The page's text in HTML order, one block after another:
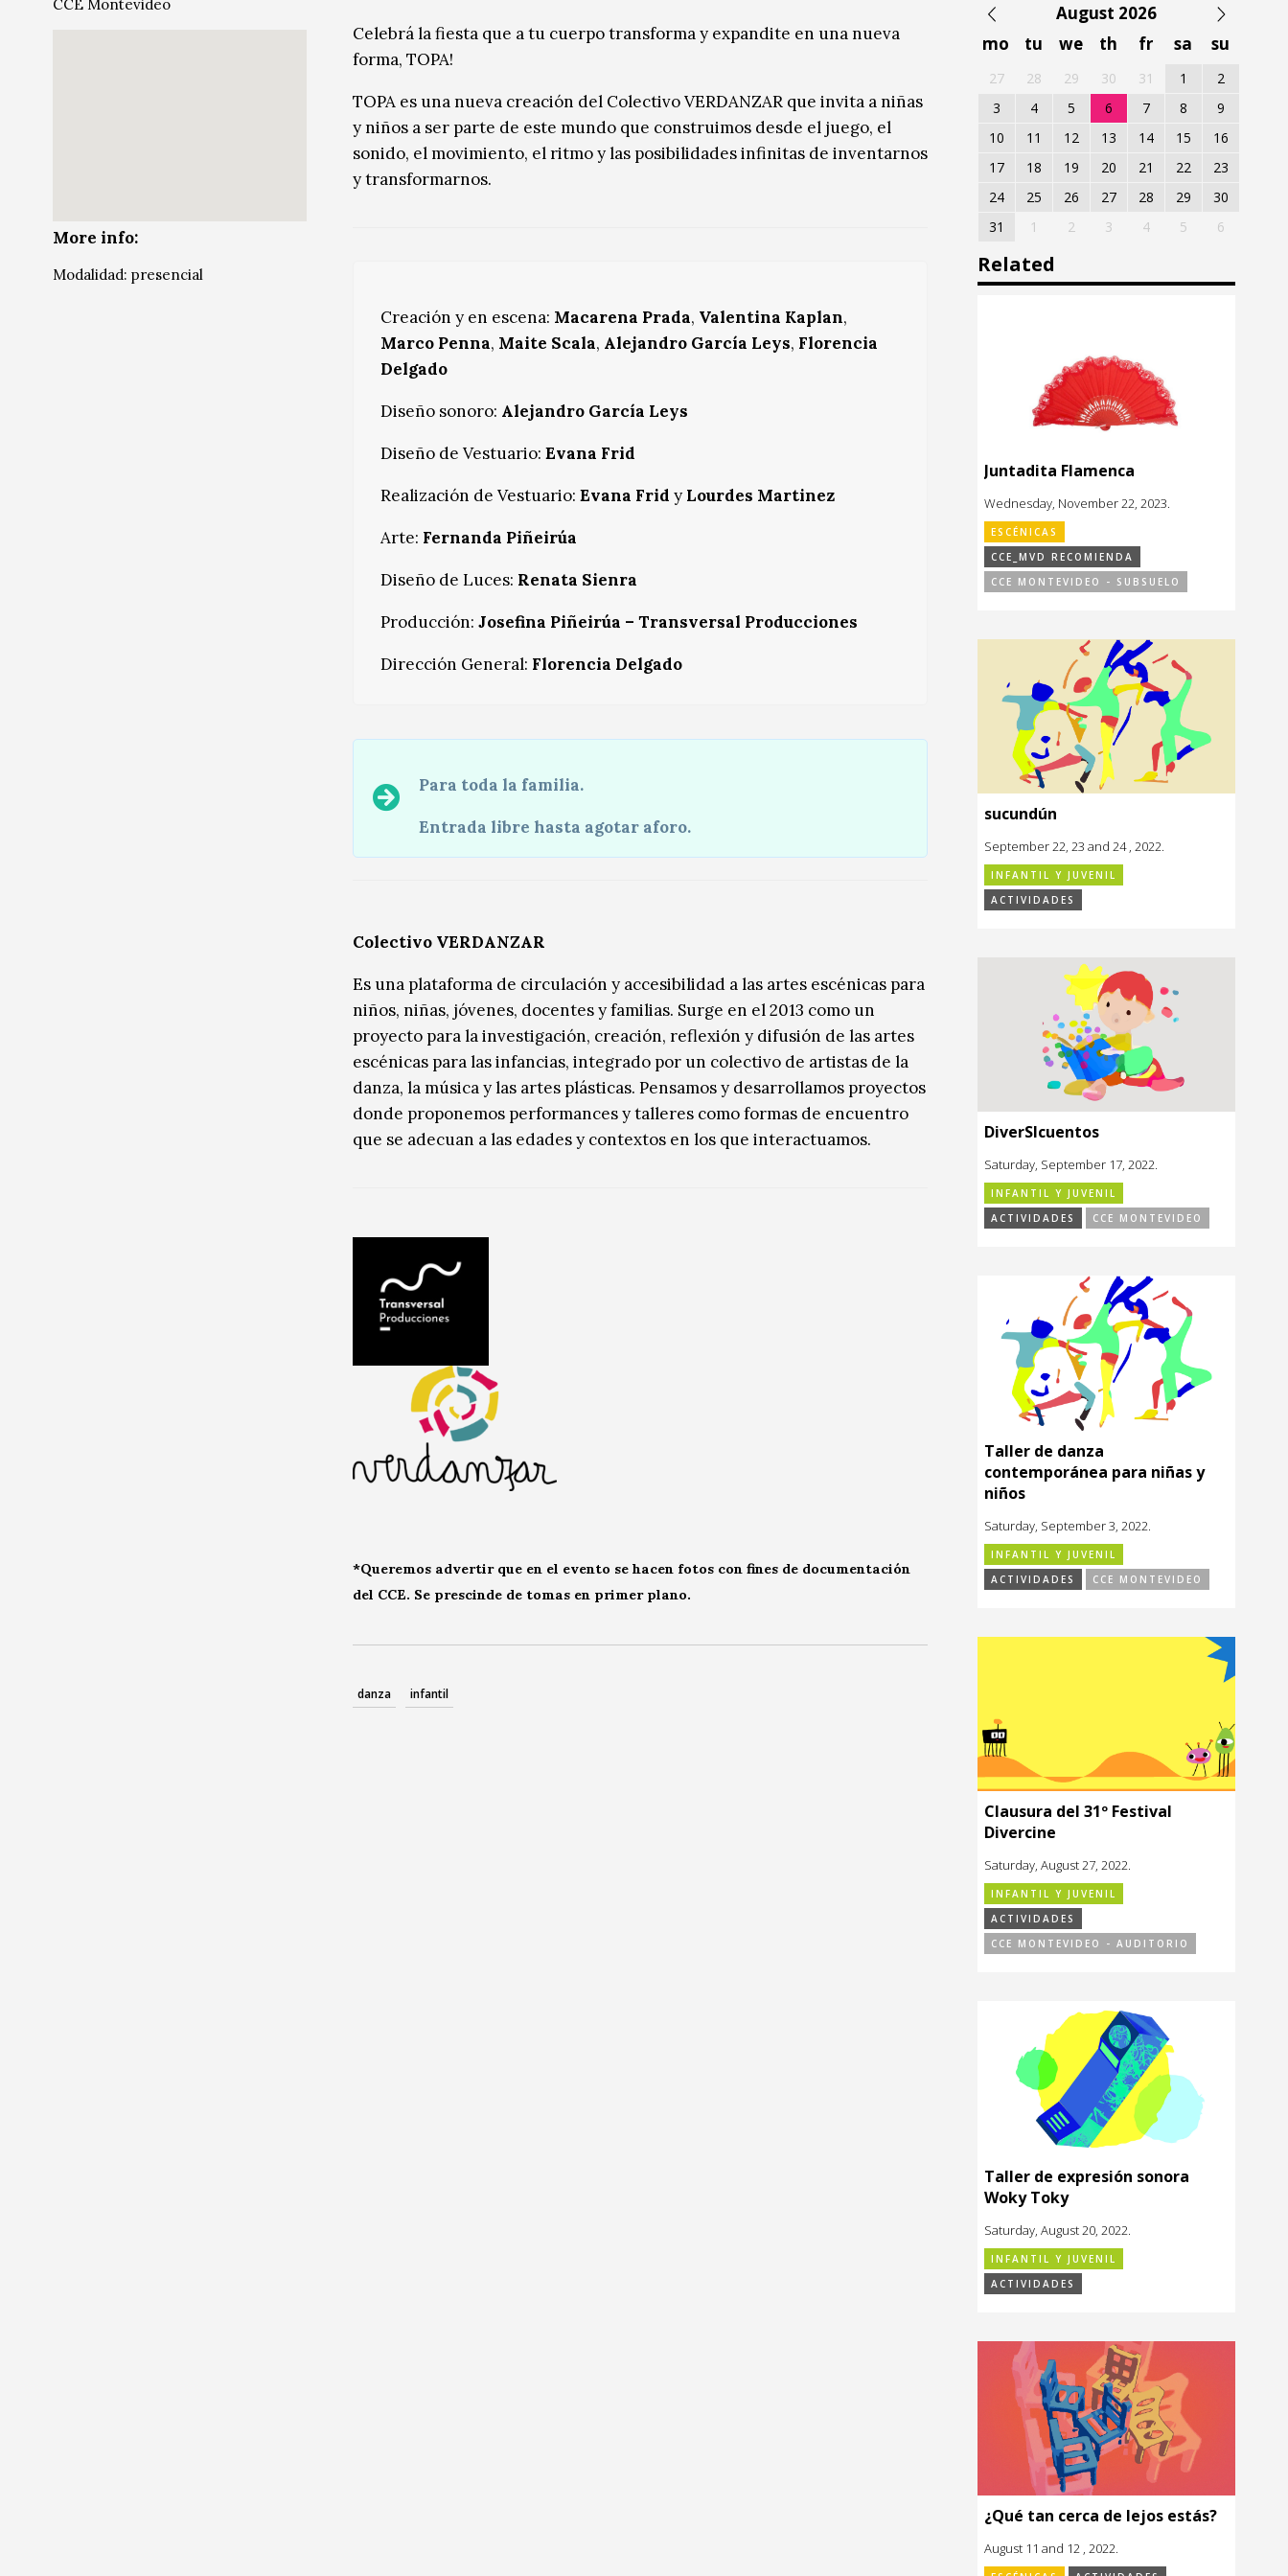
Celebrá la fiesta que a tu cuerpo transforma y expandite en una nueva
forma, TOPA!
TOPA es una nueva creación del Colectivo VERDANZAR que invita a niñas
y niños a ser parte de este mundo que construimos desde el juego, el
sonido, el movimiento, el ritmo y las posibilidades infinitas de inventarnos
y transformarnos.
Creación y en escena: Macarena Prada, Valentina Kaplan,
Marco Penna, Maite Scala, Alejandro García Leys, Florencia
Delgado
Diseño sonoro: Alejandro García Leys
Diseño de Vestuario: Evana Frid
Realización de Vestuario: Evana Frid y Lourdes Martinez
Arte: Fernanda Piñeirúa
Diseño de Luces: Renata Sienra
Producción: Josefina Piñeirúa – Transversal Producciones
Dirección General: Florencia Delgado
Para toda la familia.
Entrada libre hasta agotar aforo.
Colectivo VERDANZAR
Es una plataforma de circulación y accesibilidad a las artes escénicas para
niños, niñas, jóvenes, docentes y familias. Surge en el 2013 como un
proyecto para la investigación, creación, reflexión y difusión de las artes
escénicas para las infancias, integrado por un colectivo de artistas de la
danza, la música y las artes plásticas. Pensamos y desarrollamos proyectos
donde proponemos performances y talleres como formas de encuentro
que se adecuan a las edades y contextos en los que interactuamos.
*Queremos advertir que en el evento se hacen fotos con fines de documentación
del CCE. Se prescinde de tomas en primer plano.
danza infantil
CCE Montevideo
More info:
Modalidad: presencial
August 2026
mo
tu we th fr sa su
27 28 29 30 31 1
2
3
4 5 6 7 8
9
10
11 12 13 14 15
16
17
18 19 20 21 22
23
24
25 26 27 28 29
30
31
1 2 3 4 5 6
Related
Juntadita Flamenca
Wednesday, November 22, 2023.
ESCÉNICAS
CCE_MVD RECOMIENDA
CCE MONTEVIDEO - SUBSUELO
sucundún
September 22, 23 and 24 , 2022.
INFANTIL Y JUVENIL
ACTIVIDADES
DiverSIcuentos
Saturday, September 17, 2022.
INFANTIL Y JUVENIL
ACTIVIDADES
CCE MONTEVIDEO
Taller de danza
contemporánea para niñas y
niños
Saturday, September 3, 2022.
INFANTIL Y JUVENIL
ACTIVIDADES
CCE MONTEVIDEO
Clausura del 31º Festival
Divercine
Saturday, August 27, 2022.
INFANTIL Y JUVENIL
ACTIVIDADES
CCE MONTEVIDEO - AUDITORIO
Taller de expresión sonora
Woky Toky
Saturday, August 20, 2022.
INFANTIL Y JUVENIL
ACTIVIDADES
¿Qué tan cerca de lejos estás?
August 11 and 12 , 2022.